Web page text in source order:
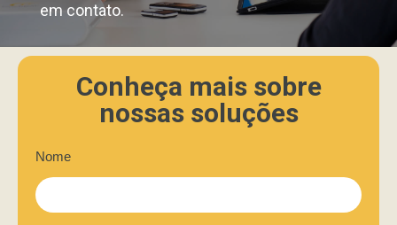
em contato.
Conheça mais sobre
nossas soluções
Nome